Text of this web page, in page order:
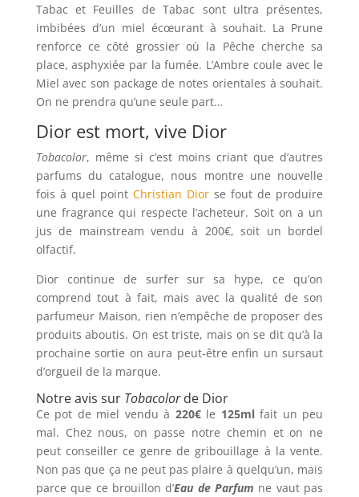
Tabac et Feuilles de Tabac sont ultra présentes,
imbibées d’un miel écœurant à souhait. La Prune
renforce ce côté grossier où la Pêche cherche sa
place, asphyxiée par la fumée. L’Ambre coule avec le
Miel avec son package de notes orientales à souhait.
On ne prendra qu’une seule part…
Dior est mort, vive Dior
Tobacolor, même si c’est moins criant que d’autres
parfums du catalogue, nous montre une nouvelle
fois à quel point Christian Dior se fout de produire
une fragrance qui respecte l’acheteur. Soit on a un
jus de mainstream vendu à 200€, soit un bordel
olfactif.
Dior continue de surfer sur sa hype, ce qu’on
comprend tout à fait, mais avec la qualité de son
parfumeur Maison, rien n’empêche de proposer des
produits aboutis. On est triste, mais on se dit qu’à la
prochaine sortie on aura peut-être enfin un sursaut
d’orgueil de la marque.
Notre avis sur Tobacolorde Dior
Ce pot de miel vendu à 220€le 125mlfait un peu
mal. Chez nous, on passe notre chemin et on ne
peut conseiller ce genre de gribouillage à la vente.
Non pas que ça ne peut pas plaire à quelqu’un, mais
parce que ce brouillon d’Eau de Parfum ne vaut pas